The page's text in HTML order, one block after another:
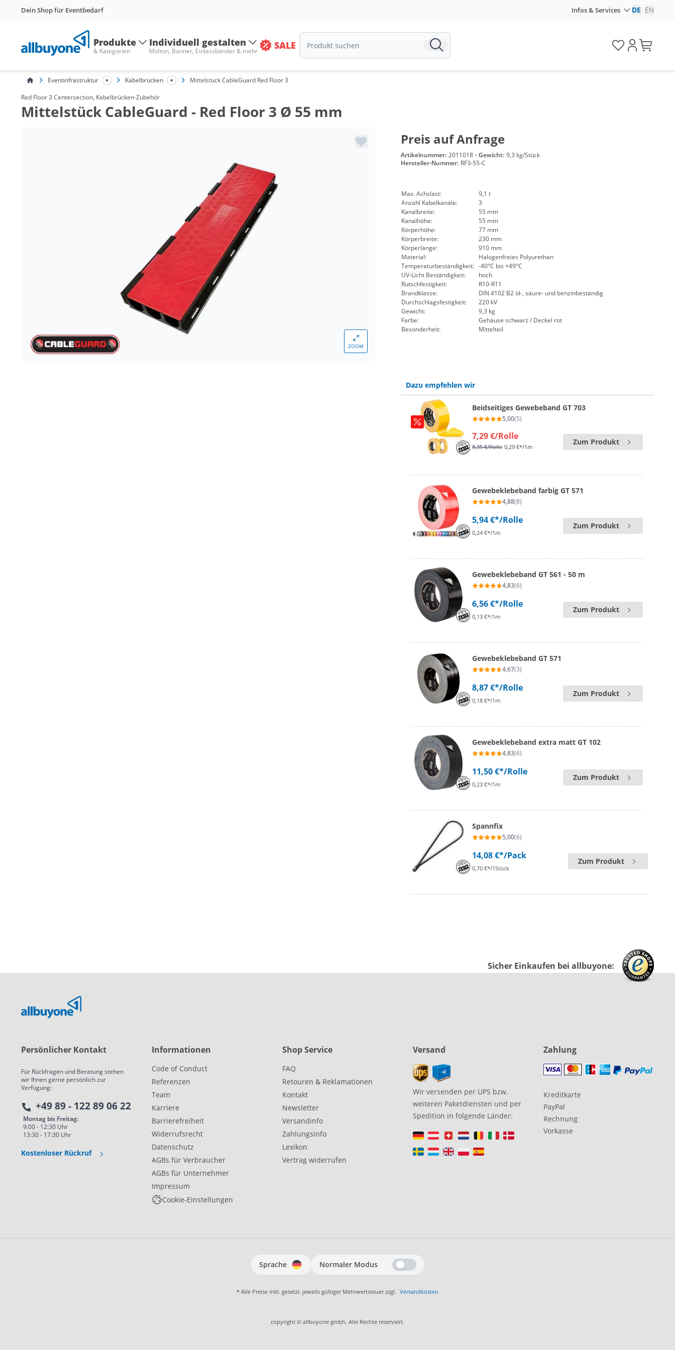
Dein Shop für Eventbedarf Infos & Services DE EN
Produkte
& Kategorien
Individuell gestalten
Molton, Banner, Einlassbänder & mehr SALE
Eventinfrastruktur Kabelbrücken Mittelstück CableGuard Red Floor 3
Red Floor 3 Centersection, Kabelbrücken-Zubehör
Mittelstück CableGuard - Red Floor 3 Ø 55 mm
ZOOM
Preis auf Anfrage
Artikelnummer: 2011018 · Gewicht: 9,3 kg/Stück
Hersteller-Nummer: RF3-55-C
Max. Achslast:
9,1 t
Anzahl Kabelkanäle:
3
Kanalbreite:
55 mm
Kanalhöhe:
55 mm
Körperhöhe:
77 mm
Körperbreite:
230 mm
Körperlänge:
910 mm
Material:
Halogenfreies Polyurethan
Temperaturbeständigkeit: -40°C bis +49°C
UV-Licht Beständigkeit:
hoch
Rutschfestigkeit:
R10-R11
Brandklasse:
DIN 4102 B2 öl-, säure- und benzinbeständig
Durchschlagsfestigkeit:
220 kV
Gewicht:
9,3 kg
Farbe:
Gehäuse schwarz / Deckel rot
Besonderheit:
Mittelteil
Dazu empfehlen wir
Beidseitiges Gewebeband GT 703
5,00(5)
7,29 €/Rolle
8,35 €/Rolle 0,29 €*/1m
Zum Produkt
Gewebeklebeband farbig GT 571
4,88(8)
5,94 €*/Rolle
0,24 €*/1m
Zum Produkt
Gewebeklebeband GT 561 - 50 m
4,83(6)
6,56 €*/Rolle
0,13 €*/1m
Zum Produkt
Gewebeklebeband GT 571
4,67(3)
8,87 €*/Rolle
0,18 €*/1m
Zum Produkt
Gewebeklebeband extra matt GT 102
4,83(6)
11,50 €*/Rolle
0,23 €*/1m
Zum Produkt
Spannfix
5,00(6)
14,08 €*/Pack
0,70 €*/1Stück
Zum Produkt
Sicher Einkaufen bei allbuyone:
Persönlicher Kontakt
Für Rückfragen und Beratung stehen
wir Ihnen gerne persönlich zur
Verfügung:
+49 89 - 122 89 06 22
Montag bis Freitag:
9:00 - 12:30 Uhr
13:30 - 17:30 Uhr
Kostenloser Rückruf
Informationen
Code of Conduct
Referenzen
Team
Karriere
Barrierefreiheit
Widerrufsrecht
Datenschutz
AGBs für Verbraucher
AGBs für Unternehmer
Impressum
Cookie-Einstellungen
Shop Service
FAQ
Retouren & Reklamationen
Kontakt
Newsletter
Versandinfo
Zahlungsinfo
Lexikon
Vertrag widerrufen
Versand
Wir versenden per UPS bzw.
weiteren Paketdiensten und per
Spedition in folgende Länder:
Zahlung
Kreditkarte
PayPal
Rechnung
Vorkasse
Sprache Normaler Modus
* Alle Preise inkl. gesetzl. jeweils gültiger Mehrwertsteuer zzgl. Versandkosten
copyright © allbuyone gmbh. Alle Rechte reserviert.